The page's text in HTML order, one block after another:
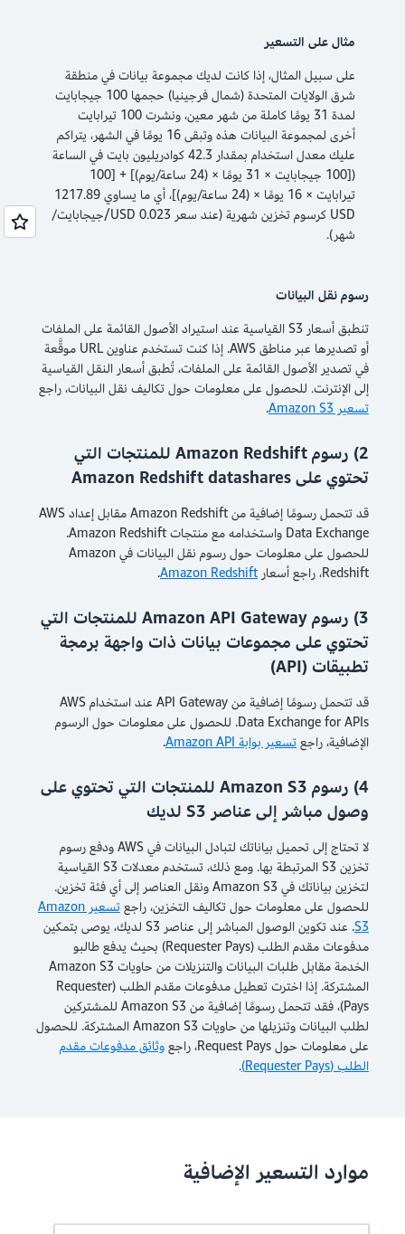
مثال على التسعير
على سبيل المثال، إذا كانت لديك مجموعة بيانات في منطقة
شرق الولايات المتحدة (شمال فرجينيا) حجمها 100 جيجابايت
لمدة 31 يومًا كاملة من شهر معين، ونشرت 100 تيرابايت
أخرى لمجموعة البيانات هذه وتبقى 16 يومًا في الشهر، يتراكم
عليك معدل استخدام بمقدار 42.3 كوادريليون بايت في الساعة
([100 جيجابايت × 31 يومًا × (24 ساعة/يوم)] + [100
تيرابايت × 16 يومًا × (24 ساعة/يوم)]، أي ما يساوي 1217.89
USD كرسوم تخزين شهرية (عند سعر 0.023 USD/جيجابايت/
شهر).
رسوم نقل البيانات
تنطبق أسعار S3 القياسية عند استيراد الأصول القائمة على الملفات
أو تصديرها عبر مناطق AWS. إذا كنت تستخدم عناوين URL موقَّعة
في تصدير الأصول القائمة على الملفات، تُطبق أسعار النقل القياسية
إلى الإنترنت. للحصول على معلومات حول تكاليف نقل البيانات، راجع
تسعير Amazon S3
.
2) رسوم Amazon Redshift للمنتجات التي
تحتوي على Amazon Redshift datashares
قد تتحمل رسومًا إضافية من Amazon Redshift مقابل إعداد AWS
Data Exchange واستخدامه مع منتجات Amazon Redshift.
للحصول على معلومات حول رسوم نقل البيانات في Amazon
Redshift، راجع أسعار
Amazon Redshift
.
3) رسوم Amazon API Gateway للمنتجات التي
تحتوي على مجموعات بيانات ذات واجهة برمجة
تطبيقات (API)
قد تتحمل رسومًا إضافية من API Gateway عند استخدام AWS
Data Exchange for APIs. للحصول على معلومات حول الرسوم
الإضافية، راجعتسعير بوابة Amazon API .
4) رسوم Amazon S3 للمنتجات التي تحتوي على
وصول مباشر إلى عناصر S3 لديك
لا تحتاج إلى تحميل بياناتك لتبادل البيانات في AWS ودفع رسوم
تخزين S3 المرتبطة بها. ومع ذلك، تستخدم معدلات S3 القياسية
لتخزين بياناتك في Amazon S3 ونقل العناصر إلى أي فئة تخزين.
للحصول على معلومات حول تكاليف التخزين، راجع
تسعير Amazon
S3
. عند تكوين الوصول المباشر إلى عناصر S3 لديك، يوصى بتمكين
مدفوعات مقدم الطلب (Requester Pays) بحيث يدفع طالبو
الخدمة مقابل طلبات البيانات والتنزيلات من حاويات Amazon S3
المشتركة. إذا اخترت تعطيل مدفوعات مقدم الطلب (Requester
Pays)، فقد تتحمل رسومًا إضافية من Amazon S3 للمشتركين
لطلب البيانات وتنزيلها من حاويات Amazon S3 المشتركة. للحصول
على معلومات حول Request Pays، راجع
وثائق مدفوعات مقدم
الطلب (Requester Pays)
.
موارد التسعير الإضافية